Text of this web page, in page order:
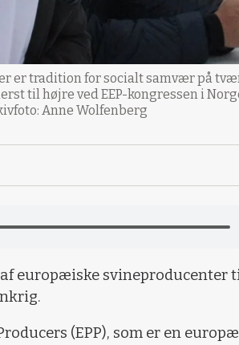
er tradition for socialt samvær på
til højre ved EEP-kongressen i
Anne Wolfenberg
europæiske svineproducenter
(EPP), som er en